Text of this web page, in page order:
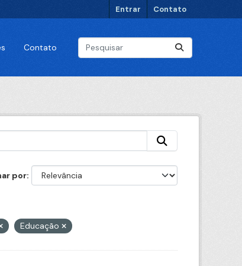
Entrar Contato
Contato
por
Educação